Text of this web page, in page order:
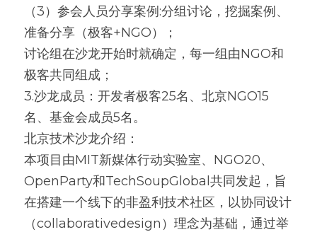
（3）参会人员分享案例:分组讨论，挖掘案例、
准备分享（极客+NGO）；
讨论组在沙龙开始时就确定，每一组由NGO和
极客共同组成；
3.沙龙成员：开发者极客25名、北京NGO15
名、基金会成员5名。
北京技术沙龙介绍：
本项目由MIT新媒体行动实验室、NGO20、
OpenParty和TechSoupGlobal共同发起，旨
在搭建一个线下的非盈利技术社区，以协同设计
（collaborativedesign）理念为基础，通过举